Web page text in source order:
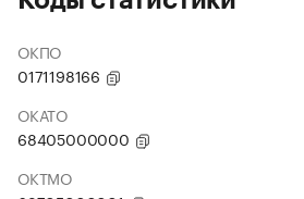
ОКПО
0171198166
ОКАТО
68405000000
ОКТМО